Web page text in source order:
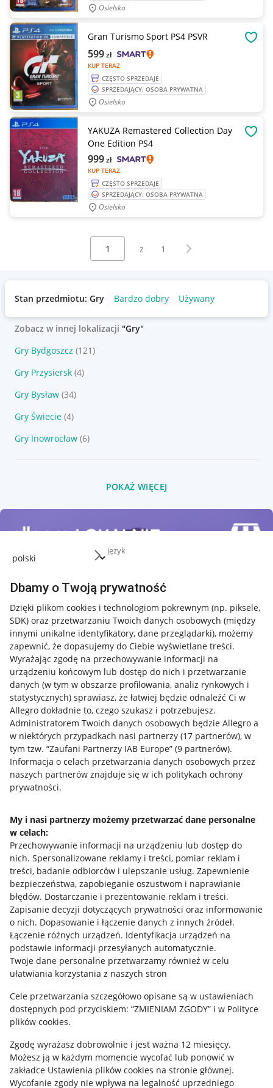
język
Dbamy o Twoją prywatność
Dzięki plikom cookies i technologiom pokrewnym (np. piksele,
SDK) oraz przetwarzaniu Twoich danych osobowych (między
innymi unikalne identyfikatory, dane przeglądarki), możemy
zapewnić, że dopasujemy do Ciebie wyświetlane treści.
Wyrażając zgodę na przechowywanie informacji na
urządzeniu końcowym lub dostęp do nich i przetwarzanie
danych (w tym w obszarze profilowania, analiz rynkowych i
statystycznych) sprawiasz, że łatwiej będzie odnaleźć Ci w
Allegro dokładnie to, czego szukasz i potrzebujesz.
Administratorem Twoich danych osobowych będzie Allegro a
w niektórych przypadkach nasi partnerzy (17 partnerów), w
tym tzw. “Zaufani Partnerzy IAB Europe” (9 partnerów).
Informacja o celach przetwarzania danych osobowych przez
naszych partnerów znajduje się w ich politykach ochrony
prywatności.
My i nasi partnerzy możemy przetwarzać dane personalne
w celach:
Przechowywanie informacji na urządzeniu lub dostęp do
nich. Spersonalizowane reklamy i treści, pomiar reklam i
treści, badanie odbiorców i ulepszanie usług. Zapewnienie
bezpieczeństwa, zapobieganie oszustwom i naprawianie
błędów. Dostarczanie i prezentowanie reklam i treści.
Zapisanie decyzji dotyczących prywatności oraz informowanie
o nich. Dopasowanie i łączenie danych z innych źródeł.
Łączenie różnych urządzeń. Identyfikacja urządzeń na
podstawie informacji przesyłanych automatycznie.
Twoje dane personalne przetwarzamy również w celu
ułatwiania korzystania z naszych stron
Cele przetwarzania szczegółowo opisane są w ustawieniach
dostępnych pod przyciskiem: “ZMIENIAM ZGODY” i w Polityce
plików cookies.
Zgodę wyrażasz dobrowolnie i jest ważna 12 miesięcy.
Możesz ją w każdym momencie wycofać lub ponowić w
zakładce Ustawienia plików cookies na stronie głównej.
Wycofanie zgody nie wpływa na legalność uprzedniego
Osielsko
Gran Turismo Sport PS4 PSVR
KUP TERAZ
599zł
CZĘSTO SPRZEDAJE
SPRZEDAJĄCY: OSOBA PRYWATNA
Osielsko
YAKUZA Remastered Collection Day
One Edition PS4
KUP TERAZ
999zł
CZĘSTO SPRZEDAJE
SPRZEDAJĄCY: OSOBA PRYWATNA
Osielsko
Wybierz stronę:
z 1 Następna strona
Stan przedmiotu: Gry Bardzo dobry Używany
Zobacz w innej lokalizacji "Gry"
Gry Bydgoszcz (121)
Gry Przysiersk (4)
Gry Bysław (34)
Gry Świecie (4)
Gry Inowrocław (6)
POKAŻ WIĘCEJ
Przydatne informacje
Jak to działa
Allegro Gadane dla sprzedających
Allegro Gadane dla kupujących
Mapa miejscowości
Informacje prawne
Regulamin
Polityka plików "cookies"
Ustawienia plików "cookies"
Udostępnianie lokalizacji
Informacje dla Aktu o Usługach Cyfrowych
Pobierz aplikację